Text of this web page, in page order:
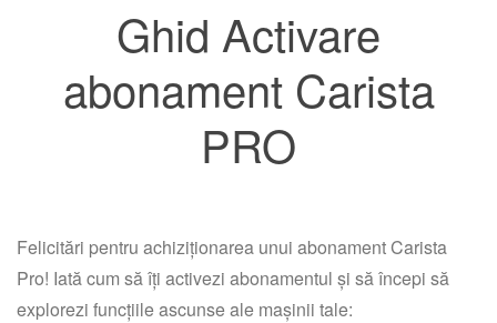
Ghid Activare
abonament Carista
PRO
Felicitări pentru achiziționarea unui abonament Carista
Pro! Iată cum să îți activezi abonamentul și să începi să
explorezi funcțiile ascunse ale mașinii tale: